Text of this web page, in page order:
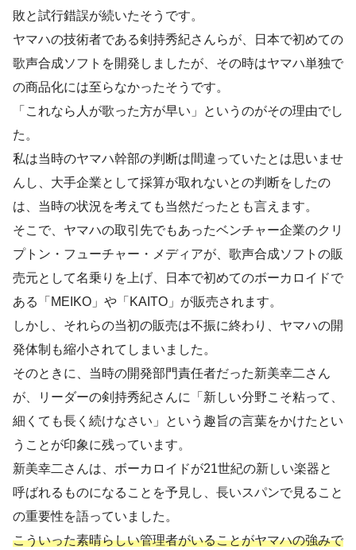
敗と試行錯誤が続いたそうです。
ヤマハの技術者である剣持秀紀さんらが、日本で初めての
歌声合成ソフトを開発しましたが、その時はヤマハ単独で
の商品化には至らなかったそうです。
「これなら人が歌った方が早い」というのがその理由でし
た。
私は当時のヤマハ幹部の判断は間違っていたとは思いませ
んし、大手企業として採算が取れないとの判断をしたの
は、当時の状況を考えても当然だったとも言えます。
そこで、ヤマハの取引先でもあったベンチャー企業のクリ
プトン・フューチャー・メディアが、歌声合成ソフトの販
売元として名乗りを上げ、日本で初めてのボーカロイドで
ある「MEIKO」や「KAITO」が販売されます。
しかし、それらの当初の販売は不振に終わり、ヤマハの開
発体制も縮小されてしまいました。
そのときに、当時の開発部門責任者だった新美幸二さん
が、リーダーの剣持秀紀さんに「新しい分野こそ粘って、
細くても長く続けなさい」という趣旨の言葉をかけたとい
うことが印象に残っています。
新美幸二さんは、ボーカロイドが21世紀の新しい楽器と
呼ばれるものになることを予見し、長いスパンで見ること
の重要性を語っていました。
こういった素晴らしい管理者がいることがヤマハの強みで